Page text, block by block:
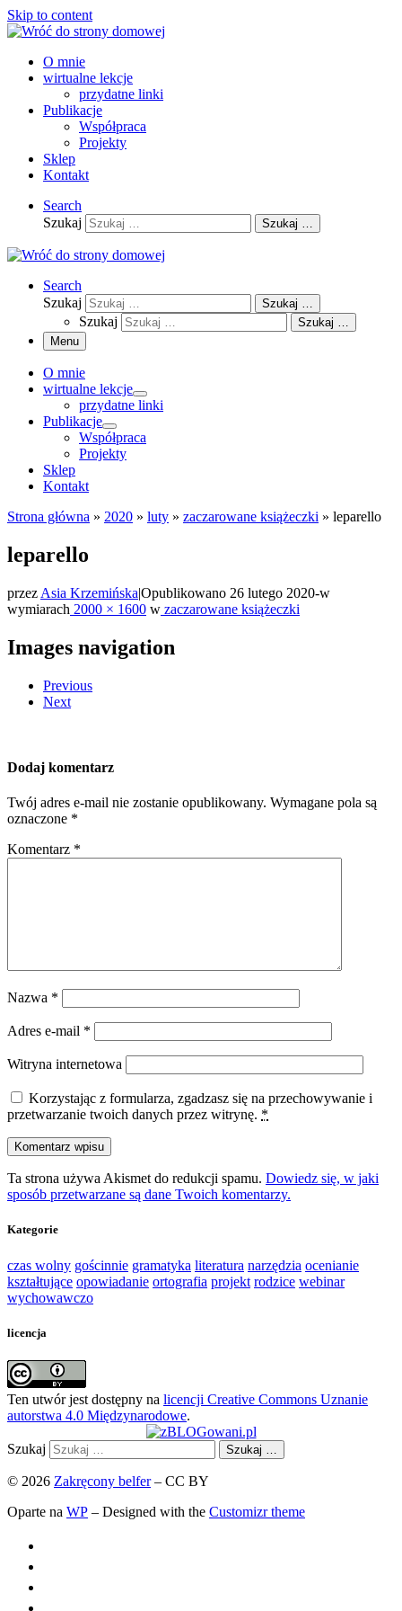
Skip to content
O mnie
wirtualne lekcje
przydatne linki
Publikacje
Współpraca
Projekty
Sklep
Kontakt
Search
Szukaj
Szukaj …
Search
Szukaj
Szukaj …
Szukaj
Szukaj …
Menu
O mnie
wirtualne lekcje
przydatne linki
Publikacje
Współpraca
Projekty
Sklep
Kontakt
Strona główna » 2020 » luty » zaczarowane książeczki » leparello
leparello
przez Asia Krzemińska|Opublikowano 26 lutego 2020-w
wymiarach 2000 × 1600 w zaczarowane książeczki
Images navigation
Previous
Next
Dodaj komentarz
Twój adres e-mail nie zostanie opublikowany. Wymagane pola są
oznaczone *
Komentarz *
Nazwa *
Adres e-mail *
Witryna internetowa
Korzystając z formularza, zgadzasz się na przechowywanie i
przetwarzanie twoich danych przez witrynę. *
Ta strona używa Akismet do redukcji spamu. Dowiedz się, w jaki
sposób przetwarzane są dane Twoich komentarzy.
Kategorie
czas wolny gościnnie gramatyka literatura narzędzia ocenianie
kształtujące opowiadanie ortografia projekt rodzice webinar
wychowawczo
licencja
Ten utwór jest dostępny na licencji Creative Commons Uznanie
autorstwa 4.0 Międzynarodowe.
Szukaj Szukaj …
© 2026 Zakręcony belfer– CC BY
Oparte na WP – Designed with the Customizr theme